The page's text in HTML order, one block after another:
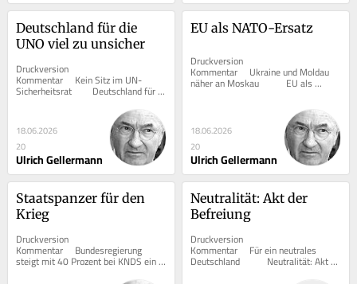
Deutschland für die
UNO viel zu unsicher
Druckversion
Kommentar     Kein Sitz im UN-
Sicherheitsrat      	Deutschland für
18.06.2026
20
Ulrich Gellermann
EU als NATO-Ersatz
Druckversion
Kommentar     Ukraine und Moldau
näher an Moskau      	EU als
18.06.2026
20
Ulrich Gellermann
Staatspanzer für den
Krieg
Druckversion
Kommentar     Bundesregierung
steigt mit 40 Prozent bei KNDS ein
Staatspanzer für den Krieg   ...
Neutralität: Akt der
Befreiung
Druckversion
Kommentar     Für ein neutrales
Deutschland      	Neutralität: Akt